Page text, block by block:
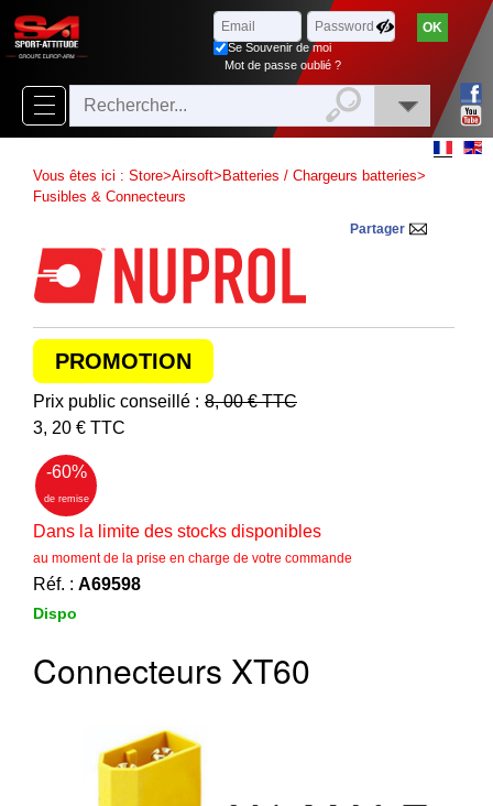
Parcourir
Nouveautés
Packs
ventes
Airsoft ‣
Paintball‣
Air
Comprimé
Outdoor
&
Défense
Accueil
Marques
C.G.V.
Mon
xFermer
Se Souvenir de moi
Mot de passe oublié ?
Vous êtes ici : Store>Airsoft> Batteries / Chargeurs batteries>
Fusibles & Connecteurs
Partager
PROMOTION
Prix public conseillé : 8, 00€ TTC
3, 20 € TTC
-60%
de remise
Dans la limite des stocks disponibles
au moment de la prise en charge de votre commande
Réf. : A69598
Dispo
Connecteurs XT60